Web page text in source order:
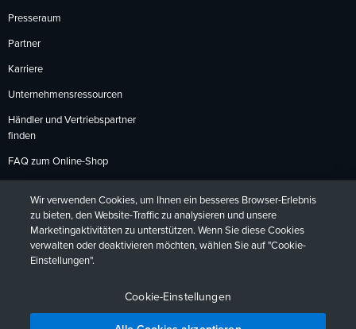
Presseraum
Partner
Karriere
Unternehmensressourcen
Händler und Vertriebspartner
finden
FAQ zum Online-Shop
Rückgabebedingungen
DeutschFrançaisEspañol日本語
Wir verwenden Cookies, um Ihnen ein besseres Browser-Erlebnis
zu bieten, den Website-Traffic zu analysieren und unsere
Marketingaktivitäten zu unterstützen. Wenn Sie diese Cookies
verwalten oder deaktivieren möchten, wählen Sie auf "Cookie-
Einstellungen".
Cookie-Einstellungen